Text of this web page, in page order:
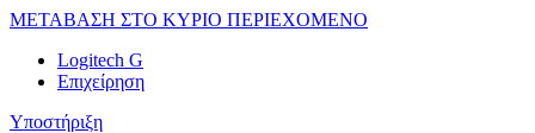
ΜΕΤΑΒΑΣΗ ΣΤΟ ΚΥΡΙΟ ΠΕΡΙΕΧΟΜΕΝΟ
Logitech G
Επιχείρηση
Υποστήριξη